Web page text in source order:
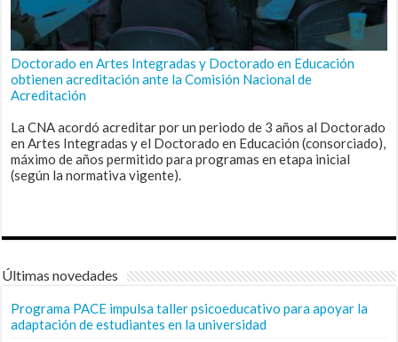
Doctorado en Artes Integradas y Doctorado en Educación
obtienen acreditación ante la Comisión Nacional de
Acreditación
La CNA acordó acreditar por un periodo de 3 años al Doctorado
en Artes Integradas y el Doctorado en Educación (consorciado),
máximo de años permitido para programas en etapa inicial
(según la normativa vigente).
Últimas novedades
Programa PACE impulsa taller psicoeducativo para apoyar la
adaptación de estudiantes en la universidad